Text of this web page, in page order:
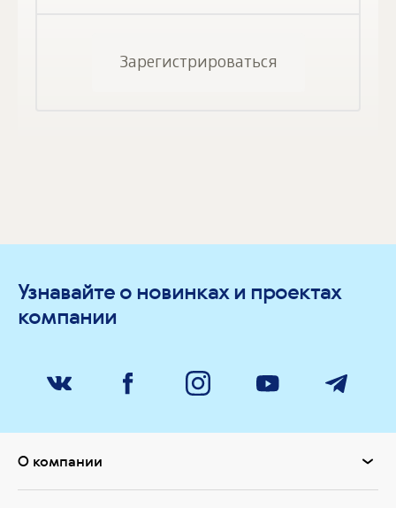
Зарегистрироваться
Узнавайте о новинках и проектах
компании
О компании